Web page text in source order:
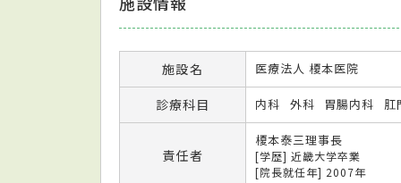
施設名 医療法人 榎本医院
診療科目 内科 外科 胃腸内科 肛
責任者
榎本泰三理事長
[学歴] 近畿大学卒業
[院長就任年] 2007年